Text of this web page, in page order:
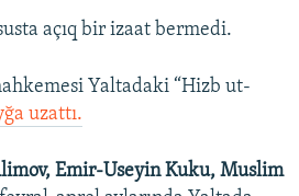
açıq bir izaat bermedi.
Yaltadaki “Hizb ut-
uzattı.
Emir-Useyin Kuku, Muslim